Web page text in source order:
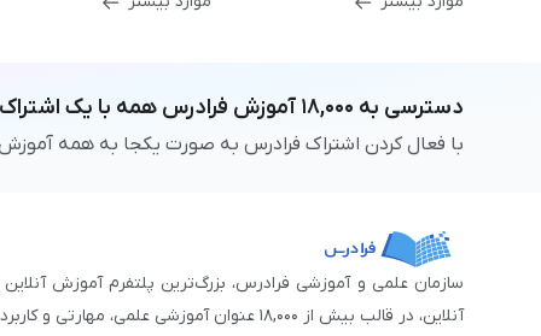
دسترسی به ۱۸,۰۰۰ آموزش فرادرس همه با یک اشتراک
با فعال کردن اشتراک فرادرس به صورت یکجا به همه
آنلاین، در قالب بیش از ۱۸,۰۰۰ عنوان آموزشی علمی، مهارتی و کاربردی، منتشر کرده‌است.